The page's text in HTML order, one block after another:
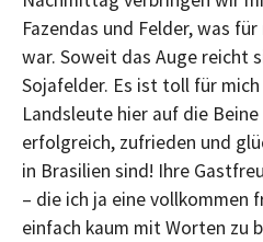
Fazendas und Felder, was
war. Soweit das Auge reicht
Sojafelder. Es ist toll für
Landsleute hier auf die
erfolgreich, zufrieden und
in Brasilien sind! Ihre
– die ich ja eine vollkommen
einfach kaum mit Worten zu